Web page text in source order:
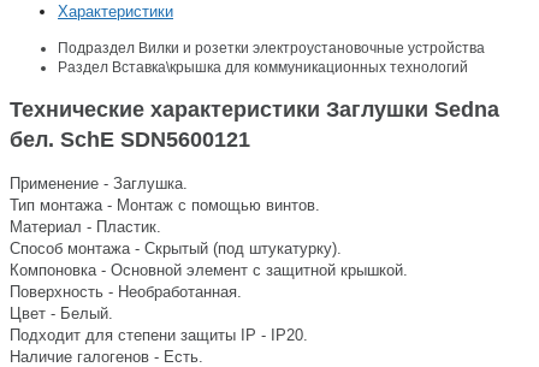
Характеристики
Подраздел Вилки и розетки электроустановочные устройства
Раздел Вставка\крышка для коммуникационных технологий
Технические характеристики Заглушки Sedna
бел. SchE SDN5600121
Применение - Заглушка.
Тип монтажа - Монтаж с помощью винтов.
Материал - Пластик.
Способ монтажа - Скрытый (под штукатурку).
Компоновка - Основной элемент с защитной крышкой.
Поверхность - Необработанная.
Цвет - Белый.
Подходит для степени защиты IP - IP20.
Наличие галогенов - Есть.